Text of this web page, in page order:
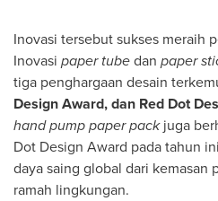
Inovasi tersebut sukses meraih
Inovasi paper tubedan paper
tiga penghargaan desain
Design Award, dan Red Dot
hand pump paper packjuga
Dot Design Award pada tahun
daya saing global dari kemasan
ramah lingkungan.